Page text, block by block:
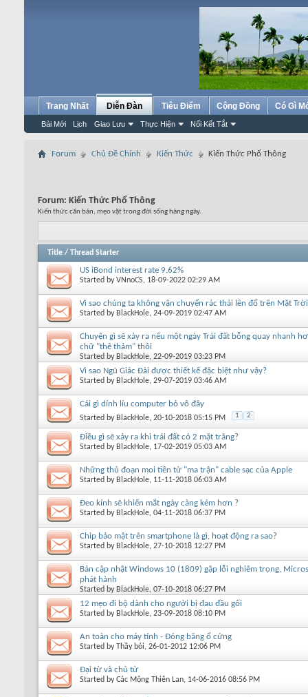
Trang Nhất Diễn Đàn
Bài Mới Lịch Giao Lưu Thực Hiện Nối Kết Tắt
Tiêu Điểm Cộng Đồng Có Gì
Forum Chủ Đề Chính Kiến Thức Kiến Thức Phổ Thông
Forum: Kiến Thức Phổ Thông
Kiến thức căn bản, mẹo vặt trong đời sống hàng ngày.
Title / Thread Starter
US iBond interest rate 9.62%
Started byVNnoCS, 18-09-2022 02:29 AM
Vì sao chúng ta không vận chuyển rác thải lên đổ trên Mặt
Started by BlackHole, 24-09-2019 02:47 AM
Chuyện gì sẽ xảy ra nếu một ngày Trái đất bỗng quay nhanh
chữ "thê thảm" thôi
Started by BlackHole, 22-09-2019 03:23 PM
Vì sao Ngũ Giác Đài được thiết kế đặc biệt như vậy?
Started by BlackHole, 29-07-2019 03:46 AM
Cái gì dính líu computer bỏ vô đây
Started by BlackHole, 20-10-2018 05:15 PM 1 2
Điều gì sẽ xảy ra khi trái đất có 2 mặt trăng?
Started by BlackHole, 17-02-2019 05:03 AM
Những thủ đoạn moi tiền từ "ma trận" cable sạc của Apple
Started by BlackHole, 11-11-2018 06:03 AM
Đeo kính sẽ khiến mắt ngày càng kém hơn ?
Started by BlackHole, 04-11-2018 06:37 PM
Chip bảo mật trên smartphone là gì, hoạt động ra sao?
Started by BlackHole, 27-10-2018 12:27 PM
Bản cập nhật Windows 10 (1809) gặp lỗi nghiêm trọng,
phát hành
Started by BlackHole, 07-10-2018 06:27 PM
12 mẹo đi bộ dành cho người bị đau đầu gối
Started by BlackHole, 23-09-2018 08:10 PM
An toàn cho máy tính - Đóng băng ổ cứng
Started byThầy bói, 26-01-2012 12:06 PM
Đại từ và chủ từ
Started byCác Mộng Thiên Lan, 14-06-2016 08:56 PM